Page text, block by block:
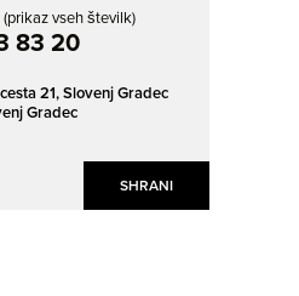
SHRANI
(prikaz vseh številk)
83 20
21,Slovenj Gradec
Gradec